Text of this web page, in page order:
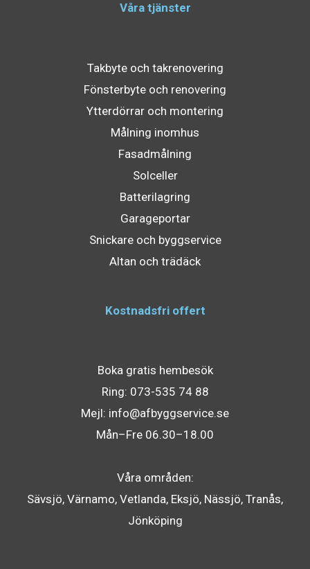
Våra tjänster
Takbyte och takrenovering
Fönsterbyte och renovering
Ytterdörrar och montering
Målning inomhus
Fasadmålning
Solceller
Batterilagring
Garageportar
Snickare och byggservice
Altan och trädäck
Kostnadsfri offert
Boka gratis hembesök
Ring: 073-535 74 88
Mejl: info@afbyggservice.se
Mån–Fre 06.30–18.00
Våra områden:
Sävsjö, Värnamo, Vetlanda, Eksjö, Nässjö, Tranås,
Jönköping